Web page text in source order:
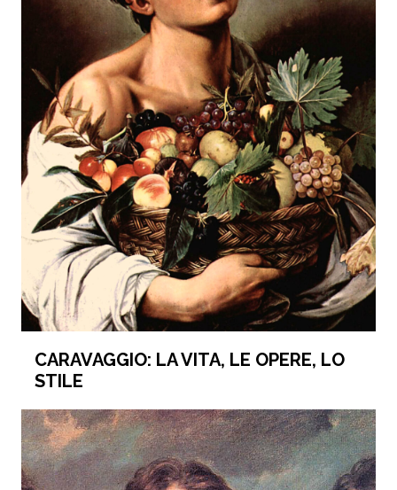
CARAVAGGIO: LA VITA, LE OPERE, LO
STILE